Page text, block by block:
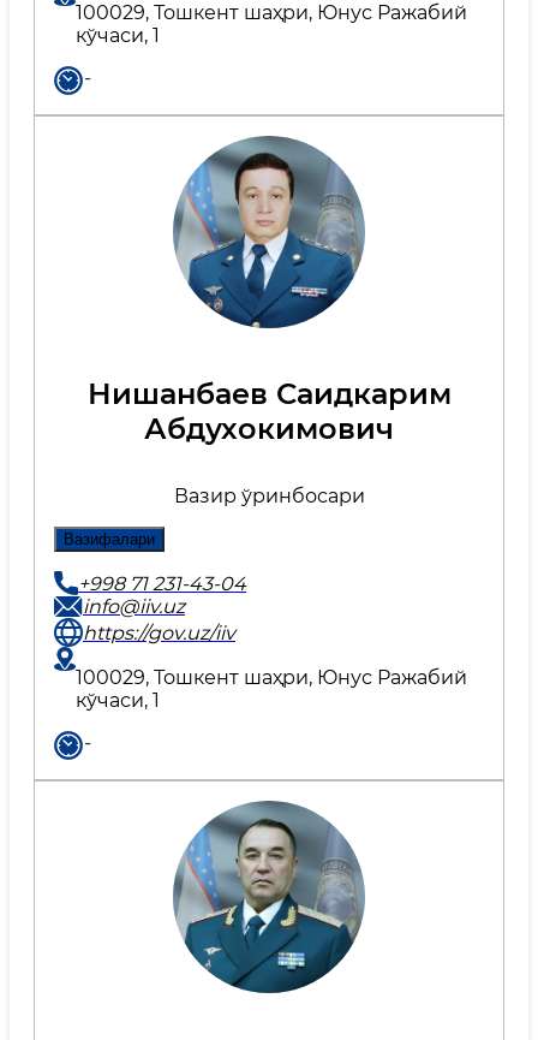
100029, Тошкент шаҳри, Юнус Ражабий
кўчаси, 1
-
Нишанбаев Саидкарим
Абдухокимович
Вазир ўринбосари
Вазифалари
+998 71 231-43-04
info@iiv.uz
https://gov.uz/iiv
100029, Тошкент шаҳри, Юнус Ражабий
кўчаси, 1
-